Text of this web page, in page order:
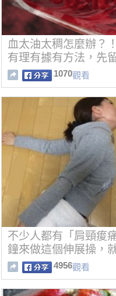
血太油太稠怎麼辦？
有理有據有方法，先
1070觀看
不少人都有「肩頸痠
鐘來做這個伸展操，
4956觀看